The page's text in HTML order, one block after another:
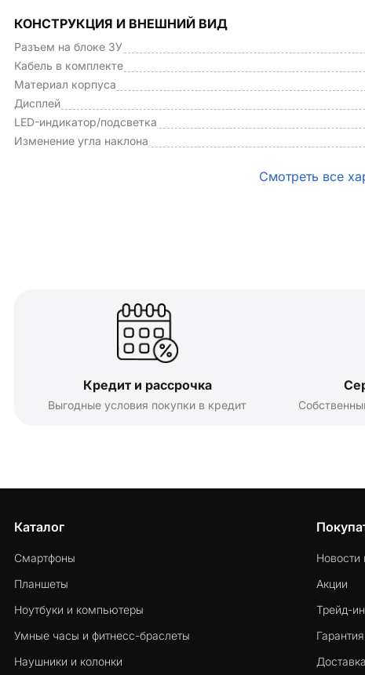
КОНСТРУКЦИЯ И ВНЕШНИЙ ВИД
Разъем на блоке ЗУ
Кабель в комплекте
Материал корпуса
Дисплей
LED-индикатор/подсветка
Изменение угла наклона
Смотреть все
Кредит и рассрочка
Выгодные условия покупки в кредит
Каталог
Смартфоны
Планшеты
Ноутбуки и компьютеры
Умные часы и фитнесс-браслеты
Наушники и колонки
Новости
Акции
Трейд-ин